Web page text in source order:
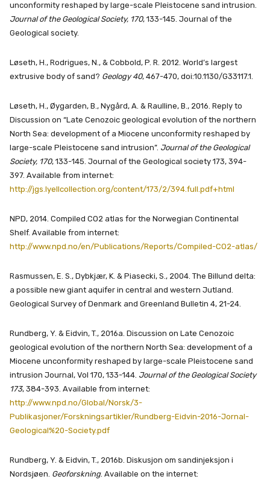
unconformity reshaped by large-scale Pleistocene sand intrusion.
Journal of the Geological Society, 170, 133-145. Journal of the
Geological society.
Løseth, H., Rodrigues, N., & Cobbold, P. R. 2012. World’s largest
extrusive body of sand? Geology 40, 467-470, doi:10.1130/G33117.1.
Løseth, H., Øygarden, B., Nygård, A. & Raulline, B., 2016. Reply to
Discussion on “Late Cenozoic geological evolution of the northern
North Sea: development of a Miocene unconformity reshaped by
large-scale Pleistocene sand intrusion”. Journal of the Geological
Society, 170, 133-145. Journal of the Geological society 173, 394-
397. Available from internet:
http://jgs.lyellcollection.org/content/173/2/394.full.pdf+html
NPD, 2014. Compiled CO2 atlas for the Norwegian Continental
Shelf. Available from internet:
http://www.npd.no/en/Publications/Reports/Compiled-CO2-atlas/
Rasmussen, E. S., Dybkjær, K. & Piasecki, S., 2004. The Billund delta:
a possible new giant aquifer in central and western Jutland.
Geological Survey of Denmark and Greenland Bulletin 4, 21-24.
Rundberg, Y. & Eidvin, T., 2016a. Discussion on Late Cenozoic
geological evolution of the northern North Sea: development of a
Miocene unconformity reshaped by large-scale Pleistocene sand
intrusion Journal, Vol 170, 133-144. Journal of the Geological Society
173, 384-393. Available from internet:
http://www.npd.no/Global/Norsk/3-
Publikasjoner/Forskningsartikler/Rundberg-Eidvin-2016-Jornal-
Geological%20-Society.pdf
Rundberg, Y. & Eidvin, T., 2016b. Diskusjon om sandinjeksjon i
Nordsjøen. Geoforskning. Available on the internet: